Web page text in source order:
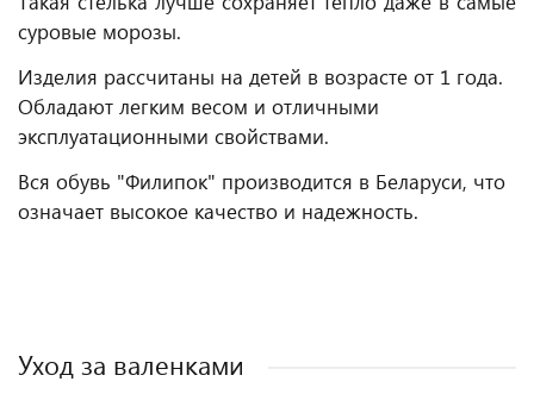
суровые морозы.
Изделия рассчитаны на детей в возрасте от 1 года.
Обладают легким весом и отличными
эксплуатационными свойствами.
Вся обувь "Филипок" производится в Беларуси, что
означает высокое качество и надежность.
Уход за валенками